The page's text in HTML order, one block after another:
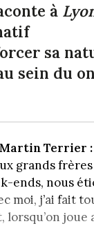
à
sa
sein du
Martin Terrier :
grands
ends, nous
moi, j’ai fait
lorsqu’on joue